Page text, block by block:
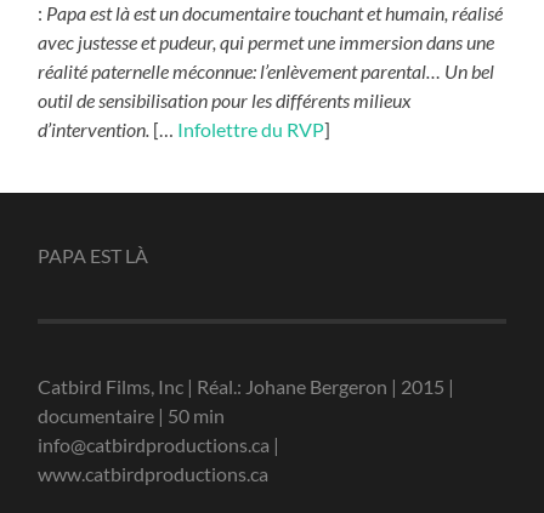
: Papa est làest un documentaire touchant et humain, réalisé
avec justesse et pudeur, qui permet une immersion dans une
réalité paternelle méconnue: l’enlèvement parental… Un bel
outil de sensibilisation pour les différents milieux
d’intervention. [… Infolettre du RVP]
PAPA EST LÀ
Catbird Films, Inc | Réal.: Johane Bergeron | 2015 |
documentaire | 50 min
info@catbirdproductions.ca |
www.catbirdproductions.ca